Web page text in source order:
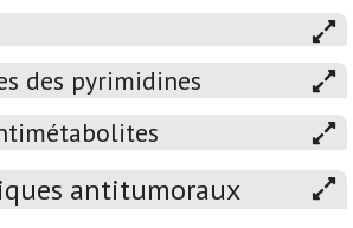
des pyrimidines
antitumoraux